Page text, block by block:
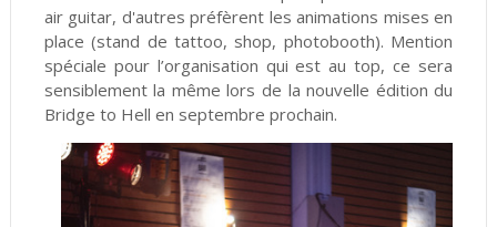
air guitar, d'autres préfèrent les animations mises en
place (stand de tattoo, shop, photobooth). Mention
spéciale pour l’organisation qui est au top, ce sera
sensiblement la même lors de la nouvelle édition du
Bridge to Hell en septembre prochain.